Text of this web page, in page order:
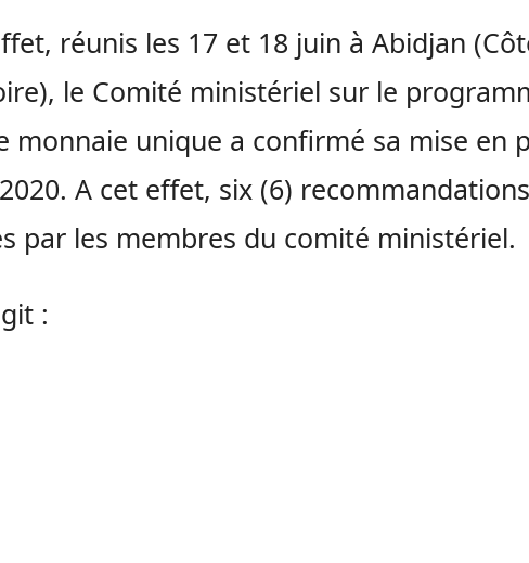
réunis les 17 et 18 juin à Abidjan
le Comité ministériel sur le
monnaie unique a confirmé sa mise en
A cet effet, six (6)
par les membres du comité ministériel.
: